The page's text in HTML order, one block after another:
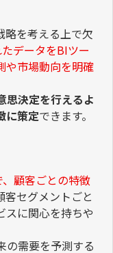
略を考える上で欠
データをBIツー
や市場動向を明確
思決定を行えるよ
に策定できます。
顧客ごとの特徴
客セグメントごと
スに関心を持ちや
の需要を予測する